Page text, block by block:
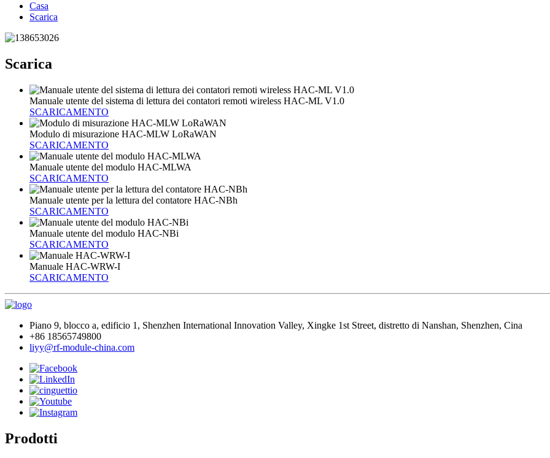
Casa
Scarica
Scarica
Manuale utente del sistema di lettura dei contatori remoti wireless HAC-ML V1.0
SCARICAMENTO
Modulo di misurazione HAC-MLW LoRaWAN
SCARICAMENTO
Manuale utente del modulo HAC-MLWA
SCARICAMENTO
Manuale utente per la lettura del contatore HAC-NBh
SCARICAMENTO
Manuale utente del modulo HAC-NBi
SCARICAMENTO
Manuale HAC-WRW-I
SCARICAMENTO
Piano 9, blocco a, edificio 1, Shenzhen International Innovation Valley, Xingke 1st Street, distretto di Nanshan, Shenzhen, Cina
+86 18565749800
liyy@rf-module-china.com
Prodotti